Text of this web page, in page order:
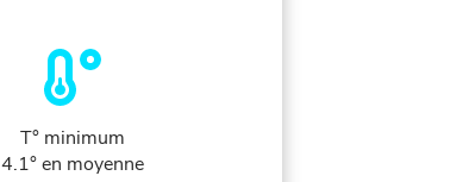
T° minimum
4.1° en moyenne